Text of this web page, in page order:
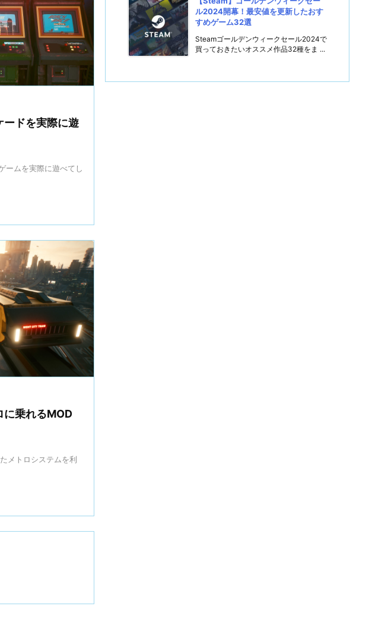
ドを実際に遊
ームを実際に遊べてし
に乗れるMOD
メトロシステムを利
ル2024開幕！最安値を更新したおす
すめゲーム32選
Steamゴールデンウィークセール2024で
買っておきたいオススメ作品32種をま ...